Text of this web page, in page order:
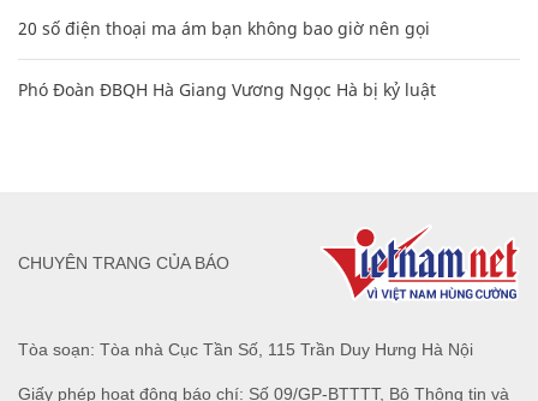
20 số điện thoại ma ám bạn không bao giờ nên gọi
Phó Đoàn ĐBQH Hà Giang Vương Ngọc Hà bị kỷ luật
Tòa soạn: Tòa nhà Cục Tần Số, 115 Trần Duy Hưng Hà Nội
Giấy phép hoạt động báo chí: Số 09/GP-BTTTT, Bộ Thông tin và
CHUYÊN TRANG CỦA BÁO